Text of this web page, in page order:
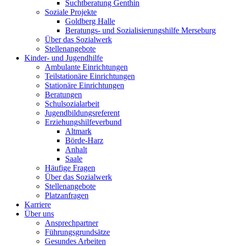
Suchtberatung Genthin
Soziale Projekte
Goldberg Halle
Beratungs- und Sozialisierungshilfe Merseburg
Über das Sozialwerk
Stellenangebote
Kinder- und Jugendhilfe
Ambulante Einrichtungen
Teilstationäre Einrichtungen
Stationäre Einrichtungen
Beratungen
Schulsozialarbeit
Jugendbildungsreferent
Erziehungshilfeverbund
Altmark
Börde-Harz
Anhalt
Saale
Häufige Fragen
Über das Sozialwerk
Stellenangebote
Platzanfragen
Karriere
Über uns
Ansprechpartner
Führungsgrundsätze
Gesundes Arbeiten